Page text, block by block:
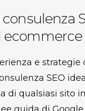
e
SEO
di qualsiasi sito